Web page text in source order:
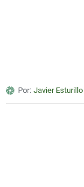
Por: Javier Esturillo